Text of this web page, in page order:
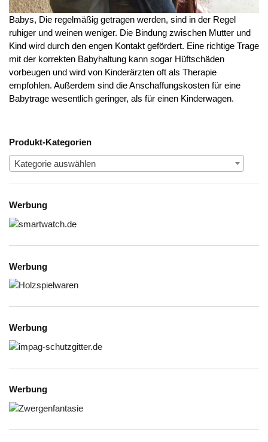
Babys, Die regelmäßig getragen werden, sind in der Regel
ruhiger und weinen weniger. Die Bindung zwischen Mutter und
Kind wird durch den engen Kontakt gefördert. Eine richtige Trage
mit der korrekten Babyhaltung kann sogar Hüftschäden
vorbeugen und wird von Kinderärzten oft als Therapie
empfohlen. Außerdem sind die Anschaffungskosten für eine
Babytrage wesentlich geringer, als für einen Kinderwagen.
Produkt-Kategorien
Kategorie auswählen
Werbung
Werbung
Werbung
Werbung